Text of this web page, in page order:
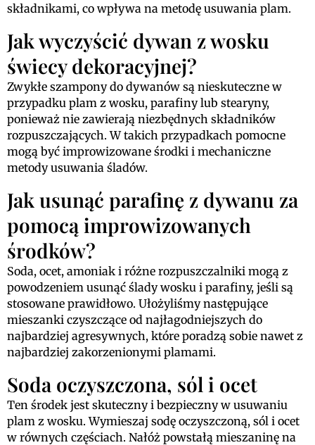
składnikami, co wpływa na metodę usuwania plam.
Jak wyczyścić dywan z wosku
świecy dekoracyjnej?
Zwykłe szampony do dywanów są nieskuteczne w
przypadku plam z wosku, parafiny lub stearyny,
ponieważ nie zawierają niezbędnych składników
rozpuszczających. W takich przypadkach pomocne
mogą być improwizowane środki i mechaniczne
metody usuwania śladów.
Jak usunąć parafinę z dywanu za
pomocą improwizowanych
środków?
Soda, ocet, amoniak i różne rozpuszczalniki mogą z
powodzeniem usunąć ślady wosku i parafiny, jeśli są
stosowane prawidłowo. Ułożyliśmy następujące
mieszanki czyszczące od najłagodniejszych do
najbardziej agresywnych, które poradzą sobie nawet z
najbardziej zakorzenionymi plamami.
Soda oczyszczona, sól i ocet
Ten środek jest skuteczny i bezpieczny w usuwaniu
plam z wosku. Wymieszaj sodę oczyszczoną, sól i ocet
w równych częściach. Nałóż powstałą mieszaninę na